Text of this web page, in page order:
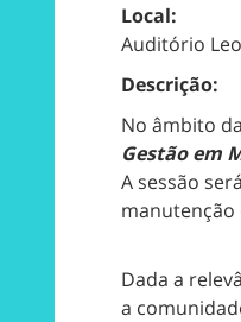
Local:
Auditório
Descrição:
No âmbito
Gestão em
A sessão
Dada a
a